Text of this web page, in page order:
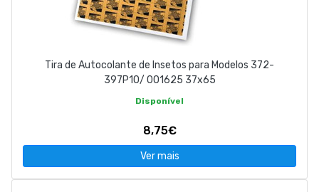
Tira de Autocolante de Insetos para Modelos 372-
397P10/ 001625 37x65
Disponível
8,75€
Ver mais